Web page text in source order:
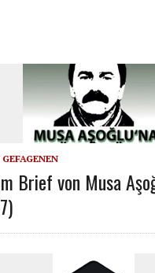
Brief von Musa